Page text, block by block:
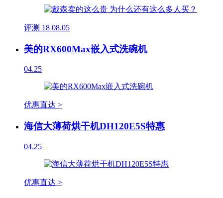
评测 18 08.05
美的RX600Max嵌入式洗碗机
04.25
优惠直达 >
海信大薄荷烘干机DH120E5S特惠
04.25
优惠直达 >